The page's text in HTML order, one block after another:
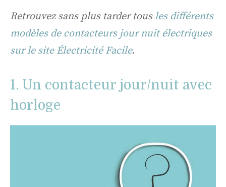
Retrouvez sans plus tarder tousles différents
modèles de contacteurs jour nuit électriques
sur le site Électricité Facile.
1. Un contacteur jour/nuit avec
horloge